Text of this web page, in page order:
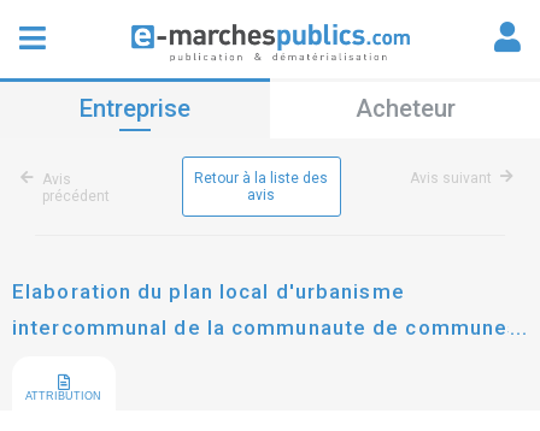
Entreprise Acheteur
Avis
précédent
Retour à la liste des
avis
Avis suivant
Elaboration du plan local d'urbanisme
intercommunal de la communaute de communes
intellectuelles)
ATTRIBUTION